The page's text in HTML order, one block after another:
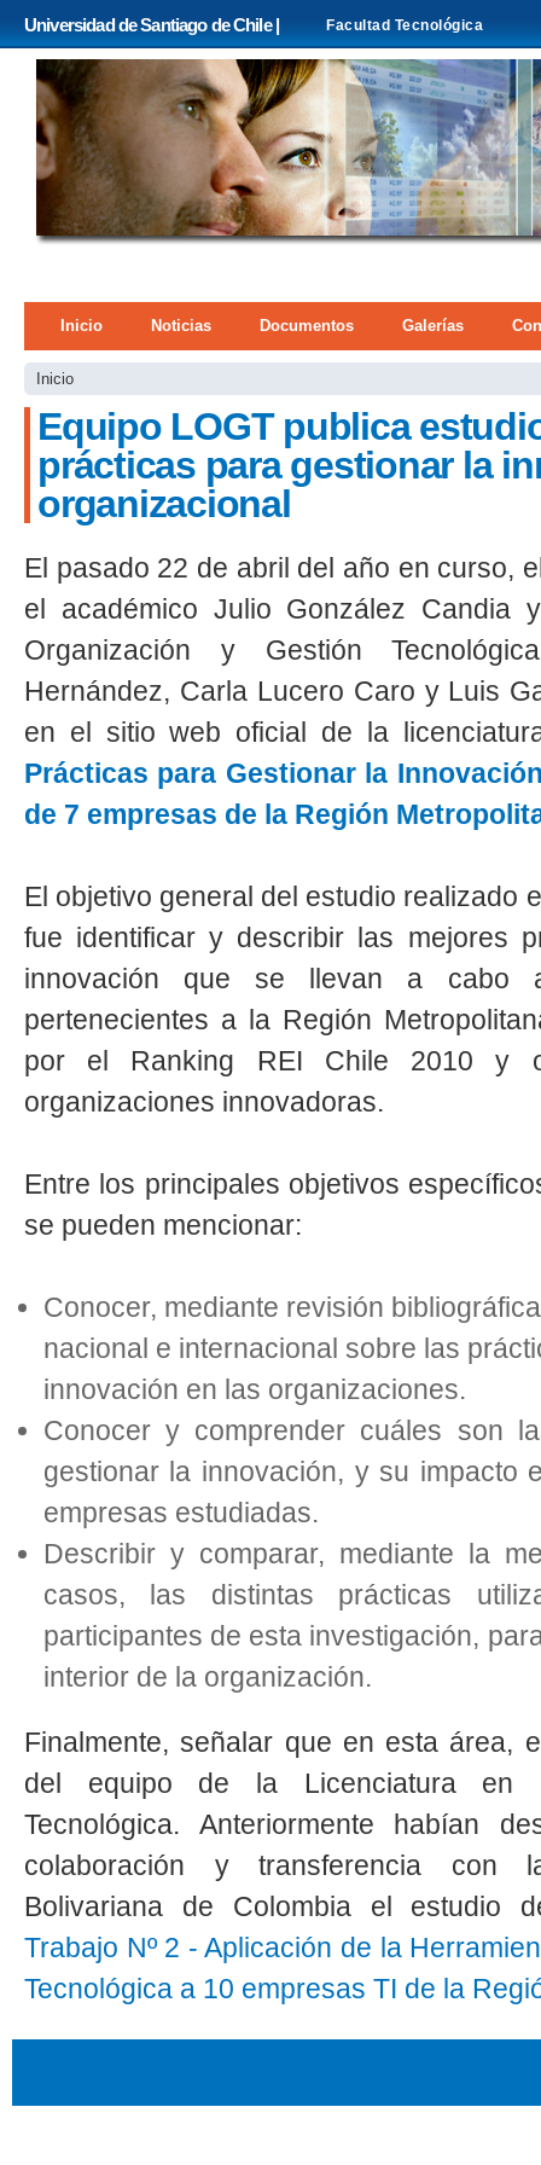
Universidad de Santiago de Chile | Facultad Tecnológica
Menú principal
Inicio Noticias Documentos Galerías
Se encuentra usted aquí
Inicio
Equipo LOGT publica
prácticas para gestionar la
organizacional
El pasado 22 de abril del año en curso,
el académico Julio González Candia
Organización y Gestión
Hernández, Carla Lucero Caro y Luis
en el sitio web oficial de la
Prácticas para Gestionar la
de 7 empresas de la Región
El objetivo general del estudio realizado
fue identificar y describir las mejores
innovación que se llevan a cabo
pertenecientes a la Región
por el Ranking REI Chile 2010 y
organizaciones innovadoras.
Entre los principales objetivos
se pueden mencionar:
Conocer, mediante revisión
nacional e internacional sobre las
innovación en las organizaciones.
Conocer y comprender cuáles son
gestionar la innovación, y su impacto
empresas estudiadas.
Describir y comparar, mediante la
casos, las distintas prácticas
participantes de esta investigación,
interior de la organización.
Finalmente, señalar que en esta área,
del equipo de la Licenciatura en
Tecnológica. Anteriormente habían
colaboración y transferencia con
Bolivariana de Colombia el estudio
Trabajo Nº 2 - Aplicación de la
Tecnológica a 10 empresas TI de la